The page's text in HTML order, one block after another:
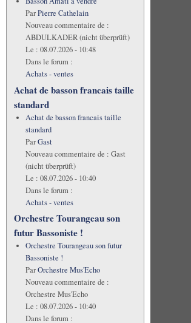
ParPierre Cathelain
Nouveau commentaire de :
ABDULKADER (nicht überprüft)
Le : 08.07.2026 - 10:48
Dans le forum :
Achats - ventes
Achat de basson francais taille
standard
Achat de basson francais taille
standard
ParGast
Nouveau commentaire de : Gast
(nicht überprüft)
Le : 08.07.2026 - 10:40
Dans le forum :
Achats - ventes
Orchestre Tourangeau son
futur Bassoniste !
Orchestre Tourangeau son futur
Bassoniste !
ParOrchestre Mus'Echo
Nouveau commentaire de :
Orchestre Mus'Echo
Le : 08.07.2026 - 10:40
Dans le forum :